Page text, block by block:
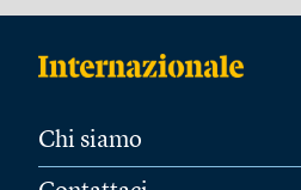
Chi siamo